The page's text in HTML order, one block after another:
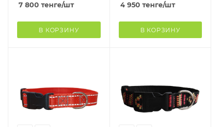
7 800 тенге/шт
В КОРЗИНУ
4 950 тенге/шт
В КОРЗИНУ